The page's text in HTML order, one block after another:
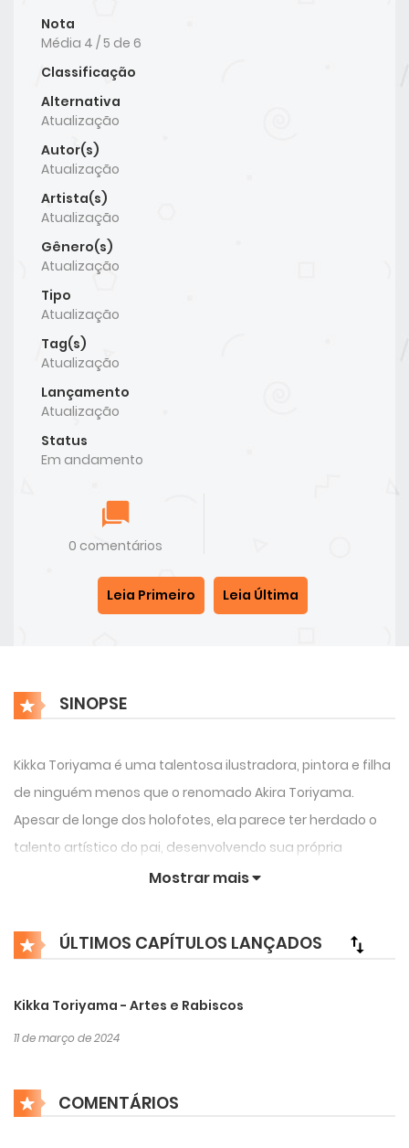
Nota
Média 4 /5 de 6
Classificação
Alternativa
Atualização
Autor(s)
Atualização
Artista(s)
Atualização
Gênero(s)
Atualização
Tipo
Atualização
Tag(s)
Atualização
Lançamento
Atualização
Status
Em andamento
0 comentários
Leia Primeiro Leia Última
SINOPSE
Kikka Toriyama é uma talentosa ilustradora, pintora e filha
de ninguém menos que o renomado Akira Toriyama.
Apesar de longe dos holofotes, ela parece ter herdado o
talento artístico do pai, desenvolvendo sua própria
identidade no mundo das artes visuais.
Kikka frequentou a Escola Secundária Kiyosu, onde
Entretanto, Kikka, assim como seu era seu pai, decidiu
adotar uma postura reclusa, deletando todas as suas
Pretendemos aqui resgatar seus raríssimos trabalhos.
Mostrar mais
ÚLTIMOS CAPÍTULOS LANÇADOS
Kikka Toriyama - Artes e Rabiscos
11 de março de 2024
COMENTÁRIOS